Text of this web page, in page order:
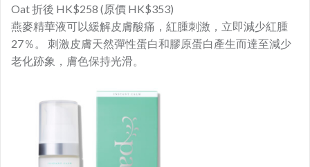
Oat 折後 HK$258 (原價 HK$353)
燕麥精華液可以緩解皮膚酸痛，紅腫刺激，立即減少紅腫
27％。 刺激皮膚天然彈性蛋白和膠原蛋白產生而達至減少
老化跡象，膚色保持光滑。